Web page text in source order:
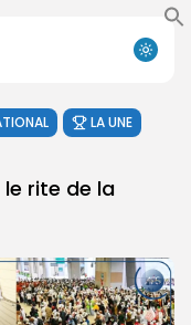
LA UNE
rite de la